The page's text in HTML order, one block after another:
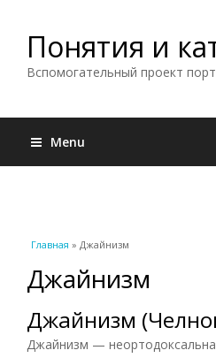
Понятия и
Вспомогательный проект
Menu
Вы здесь
Главная » Джайнизм
Джайнизм
Джайнизм
Джайнизм —